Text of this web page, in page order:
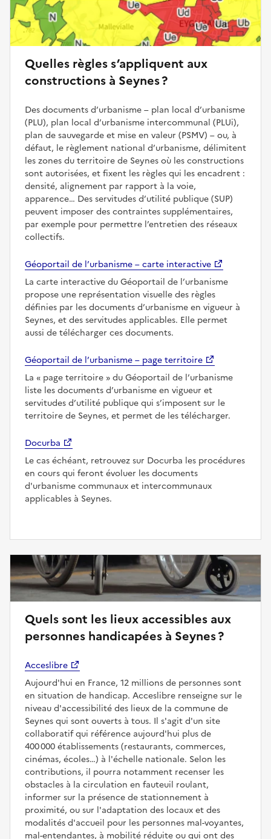
Quelles règles s’appliquent aux
constructions à Seynes ?
Des documents d’urbanisme – plan local d’urbanisme
(PLU), plan local d’urbanisme intercommunal (PLUi),
plan de sauvegarde et mise en valeur (PSMV) – ou, à
défaut, le règlement national d’urbanisme, délimitent
les zones du territoire de Seynes où les constructions
sont autorisées, et fixent les règles qui les encadrent :
densité, alignement par rapport à la voie,
apparence… Des servitudes d’utilité publique (SUP)
peuvent imposer des contraintes supplémentaires,
par exemple pour permettre l’entretien des réseaux
collectifs.
Géoportail de l’urbanisme – carte interactive
La carte interactive du Géoportail de l’urbanisme
propose une représentation visuelle des règles
définies par les documents d’urbanisme en vigueur à
Seynes, et des servitudes applicables. Elle permet
aussi de télécharger ces documents.
Géoportail de l’urbanisme – page territoire
La
page territoire
du Géoportail de l’urbanisme
liste les documents d’urbanisme en vigueur et
servitudes d’utilité publique qui s’imposent sur le
territoire de Seynes, et permet de les télécharger.
Docurba
Le cas échéant, retrouvez sur Docurba les procédures
en cours qui feront évoluer les documents
d'urbanisme communaux et intercommunaux
applicables à Seynes.
Quels sont les lieux accessibles aux
personnes handicapées à Seynes ?
Acceslibre
Aujourd'hui en France, 12 millions de personnes sont
en situation de handicap. Acceslibre renseigne sur le
niveau d'accessibilité des lieux de la commune de
Seynes qui sont ouverts à tous. Il s'agit d'un site
collaboratif qui référence aujourd'hui plus de
400 000 établissements (restaurants, commerces,
cinémas, écoles…) à l'échelle nationale. Selon les
contributions, il pourra notamment recenser les
obstacles à la circulation en fauteuil roulant,
informer sur la présence de stationnement à
proximité, ou sur l'adaptation des locaux et des
modalités d'accueil pour les personnes mal-voyantes,
mal-entendantes, à mobilité réduite ou qui ont des